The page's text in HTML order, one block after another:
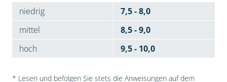
niedrig
7,5 - 8,0
mittel
8,5 - 9,0
hoch
9,5 - 10,0
* Lesen und befolgen Sie stets die Anweisungen auf dem